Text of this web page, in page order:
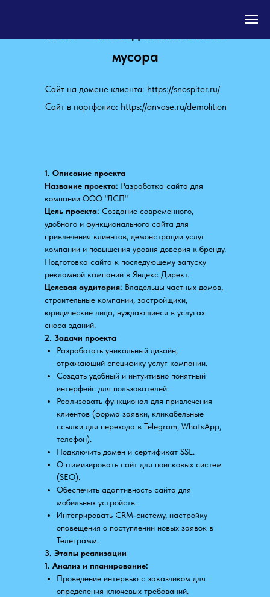
Кейс - Снос зданий и вывоз
мусора
1. Описание проекта
Название проекта: Разработка сайта для
компании ООО "ЛСП"
Цель проекта: Создание современного,
удобного и функционального сайта для
привлечения клиентов, демонстрации услуг
компании и повышения уровня доверия к бренду.
Подготовка сайта к последующему запуску
рекламной кампании в Яндекс Директ.
Целевая аудитория: Владельцы частных домов,
строительные компании, застройщики,
юридические лица, нуждающиеся в услугах
сноса зданий.
2. Задачи проекта
Разработать уникальный дизайн,
отражающий специфику услуг компании.
Создать удобный и интуитивно понятный
интерфейс для пользователей.
Реализовать функционал для привлечения
клиентов (форма заявки, кликабельные
ссылки для перехода в Telegram, WhatsApp,
телефон).
Подключить домен и сертификат SSL.
Оптимизировать сайт для поисковых систем
(SEO).
Обеспечить адаптивность сайта для
мобильных устройств.
Интегрировать CRM-систему, настройку
оповещения о поступлении новых заявок в
Телеграмм.
3. Этапы реализации
1. Анализ и планирование:
Проведение интервью с заказчиком для
определения ключевых требований.
Сайт в портфолио: https://anvase.ru/demolition
Сайт на домене клиента: https://snospiter.ru/